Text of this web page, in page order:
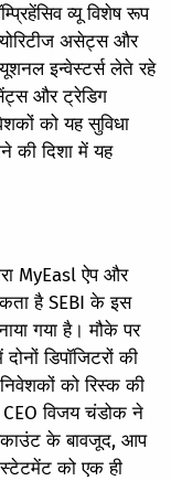
व्यू विशेष रूप
असेट्स और
इन्वेस्टर्स लेते रहे
और ट्रेडिग
को यह सुविधा
की दिशा में यह
MyEasl ऐप और
है SEBI के इस
गया है। मौके पर
डिपॉजिटरों की
को रिस्क की
CEO विजय चंडोक ने
अकाउंट के बावजूद, आप
स्टेटमेंट को एक ही